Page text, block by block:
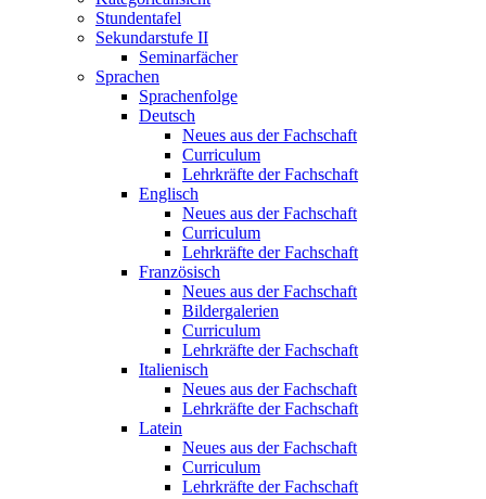
Stundentafel
Sekundarstufe II
Seminarfächer
Sprachen
Sprachenfolge
Deutsch
Neues aus der Fachschaft
Curriculum
Lehrkräfte der Fachschaft
Englisch
Neues aus der Fachschaft
Curriculum
Lehrkräfte der Fachschaft
Französisch
Neues aus der Fachschaft
Bildergalerien
Curriculum
Lehrkräfte der Fachschaft
Italienisch
Neues aus der Fachschaft
Lehrkräfte der Fachschaft
Latein
Neues aus der Fachschaft
Curriculum
Lehrkräfte der Fachschaft